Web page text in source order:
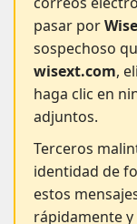
pasar por
sospechoso
wisext.com,
haga clic en
adjuntos.
Terceros
identidad de
estos
rápidamente